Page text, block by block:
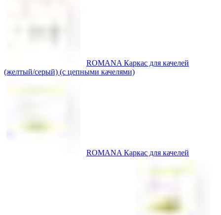
ROMANA Каркас для качелей
(желтый/серый) (с цепными качелями)
ROMANA Каркас для качелей